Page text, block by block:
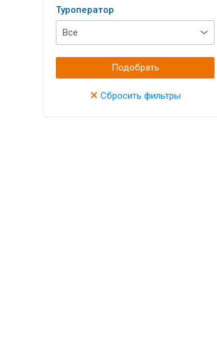
Туроператор
Подобрать
× Сбросить фильтры